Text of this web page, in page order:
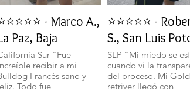
- Marco A.,
Paz, Baja
Sur "Fue
recibir a mi
Francés sano y
Todo fue
⭐⭐⭐⭐⭐ -
S., San Luis
SLP "Mi miedo se
cuando vi la
del proceso. Mi
retriver llegó con